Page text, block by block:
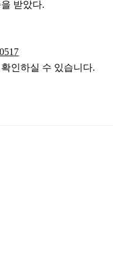
받았다.
인하실 수 있습니다.